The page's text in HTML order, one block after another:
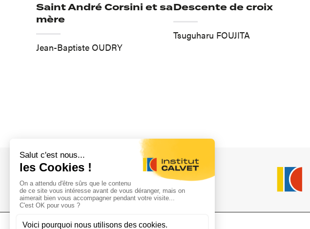
Saint André Corsini et sa
mère
Jean-Baptiste OUDRY
Descente de croix
Tsuguharu FOUJITA